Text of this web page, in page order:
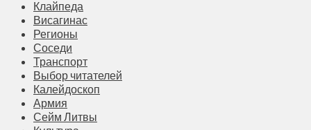
Клайпеда
Висагинас
Регионы
Соседи
Транспорт
Выбор читателей
Калейдоскоп
Армия
Сейм Литвы